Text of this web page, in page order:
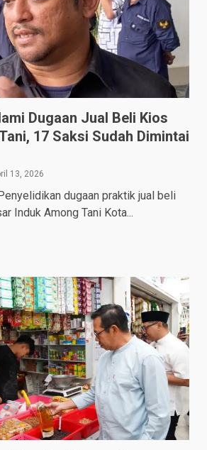
Dugaan Jual Beli Kios
17 Saksi Sudah Dimintai
13, 2026
dugaan praktik jual beli
Induk Among Tani Kota...